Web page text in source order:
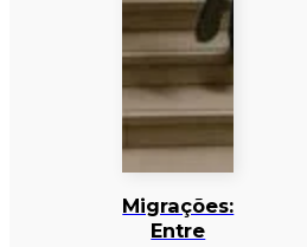
Migrações:
Entre